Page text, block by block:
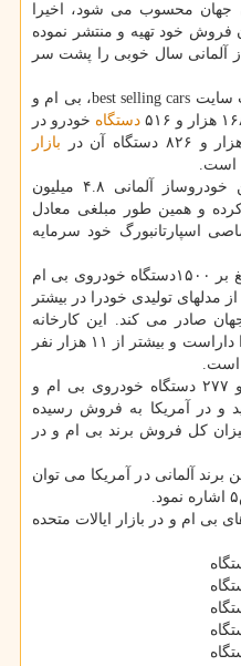
جهان محسوب می شود، اخیرا
فروش خود تهیه و منتشر نموده
آلمانی سال خوبی را پشت سر
برمبنای آمارهای انتشار یافته در وب سایت best selling cars، بی ام و
دستگاه خودرو در
بازار
است.
از سال ۱۹۹۴ میلادی تاكنون، این خودروساز آلمانی ۴.۸ میلیون
كرده و همین طور مبلغی معادل
اسپارتانبورگ خود سرمایه
این كارخانه اختصاصی هم اكنون بالغ بر ۱۵۰۰دستگاه خودروی بی ام
می كند كه ۷۰ درصد از مدلهای تولیدی خودرا در بیشتر
جهان صادر می كند. این كارخانه
ظرفیتی معادل ۴۵۰ هزار دستگاه را داراست و بیشتر از ۱۱ هزار نفر
است.
در سال ۲۰۱۹ میلادی، ۱۵۹ هزار و ۲۷۷ دستگاه خودروی بی ام و
و در آمریكا به فروش رسیده
۴۹ درصد از میزان كل فروش برند بی ام و در
آلمانی در آمریكا می توان
بی ام و در بازار ایالات متحده